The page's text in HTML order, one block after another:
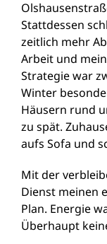
Stattdessen
zeitlich mehr
Arbeit und
Strategie war
Winter
Häusern rund
zu spät.
aufs Sofa und
Mit der
Dienst meinen
Plan. Energie
Überhaupt